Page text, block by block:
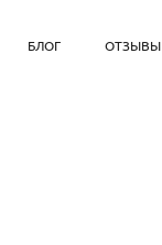
БЛОГ ОТЗЫВЫ